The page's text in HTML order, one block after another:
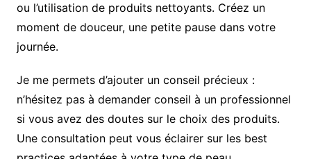
ou l’utilisation de produits nettoyants. Créez un
moment de douceur, une petite pause dans votre
journée.
Je me permets d’ajouter un conseil précieux :
n’hésitez pas à demander conseil à un professionnel
si vous avez des doutes sur le choix des produits.
Une consultation peut vous éclairer sur les best